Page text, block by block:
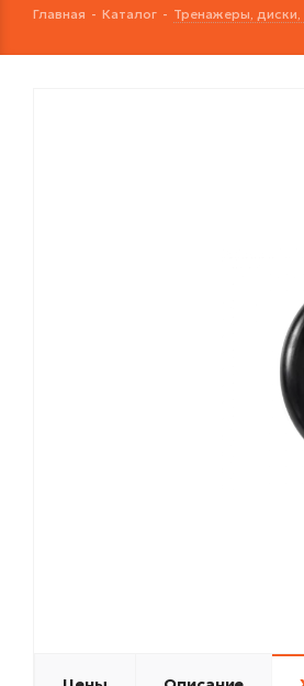
Главная - Каталог - Тренажеры, диски,